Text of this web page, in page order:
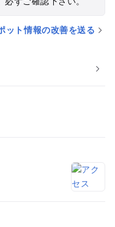
ット情報の改善を送る